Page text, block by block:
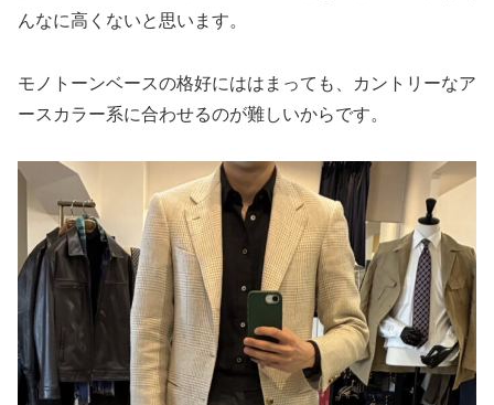
んなに高くないと思います。
モノトーンベースの格好にははまっても、カントリーなア
ースカラー系に合わせるのが難しいからです。